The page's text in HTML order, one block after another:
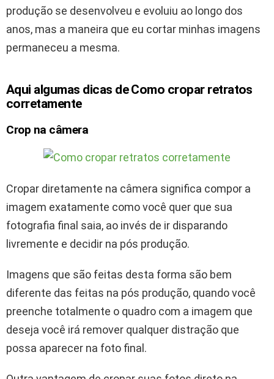
produção se desenvolveu e evoluiu ao longo dos
anos, mas a maneira que eu cortar minhas imagens
permaneceu a mesma.
Aqui algumas dicas de Como cropar retratos
corretamente
Crop na câmera
Cropar diretamente na câmera significa compor a
imagem exatamente como você quer que sua
fotografia final saia, ao invés de ir disparando
livremente e decidir na pós produção.
Imagens que são feitas desta forma são bem
diferente das feitas na pós produção, quando você
preenche totalmente o quadro com a imagem que
deseja você irá remover qualquer distração que
possa aparecer na foto final.